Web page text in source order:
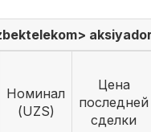
Номинал
(UZS)
Цена
последней
сделки